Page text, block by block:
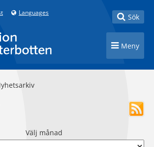
Languages Toggle
Sök
Toggle
Meny
Välj månad